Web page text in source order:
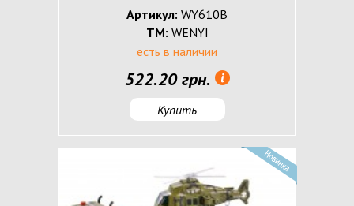
Артикул: WY610В
ТМ: WENYI
есть в наличии
522.20 грн.
Купить